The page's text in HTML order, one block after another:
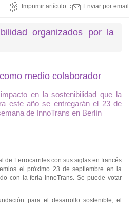
Imprimir artículo Enviar por email
organizados por la
medio colaborador
en la sostenibilidad que la
este año se entregarán el 23 de
de InnoTrans en Berlín
de Ferrocarriles con sus siglas en francés
el próximo 23 de septiembre en la
con la feria InnoTrans. Se puede votar
para el desarrollo sostenible, el